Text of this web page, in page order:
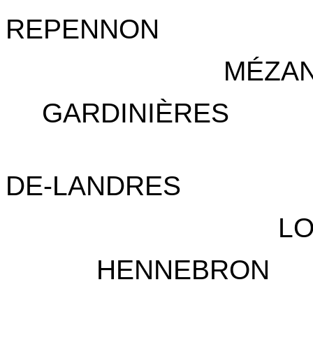
REPENNON
GARDINIÈRES
DE-LANDRES
HENNEBRON